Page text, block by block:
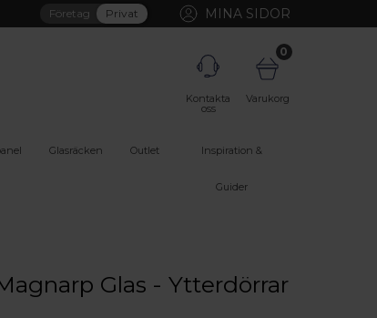
Företag Privat MINA SIDOR
Kontakta
oss
0
Varukorg
Glasräcken Outlet Inspiration &
Guider
Glas - Ytterdörrar